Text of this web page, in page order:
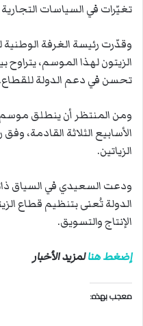
تغيّرات في السياسات التجارية
وقدّرت رئيسة الغرفة الوطنية
تحسن في دعم الدولة للقطاع.
ومن المنتظر أن ينطلق موسم
الأسابيع الثلاثة القادمة،
الزياتين.
ودعت السعيدي في السياق
الدولة تُعنى بتنظيم قطاع
الإنتاج والتسويق.
إضغط هنالمزيد الأخبار
معجب بهذه: